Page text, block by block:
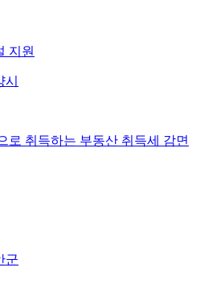
지원
로 취득하는 부동산 취득세 감면
군